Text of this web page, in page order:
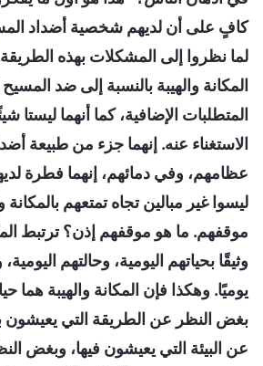
كافٍ على أن لديهم شخصية أضداد
لما نظروا إلى المشكلات بهذه
المكانة والهيبة بالنسبة إلى ضد
المتطلبات الإضافية، كما أنهما ليستا
الاستغناء عنه. إنهما جزء من طبيعة
عظامهم، وفي دمائهم، إنهما فطرة
ليسوا غير مبالين تجاه تمتعهم بالمكانة
موقفهم. ما هو موقفهم إذن؟ ترتبط
وثيقًا بحياتهم اليومية، وحالتهم
يوميًا. وهكذا فإن المكانة والهيبة هما
بغض النظر عن الطريقة التي يعيشون
عن البيئة التي يعيشون فيها، وبغض